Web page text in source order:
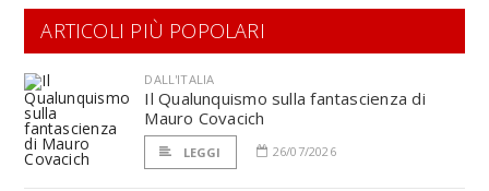
ARTICOLI PIÙ POPOLARI
DALL'ITALIA
Il Qualunquismo sulla fantascienza di
Mauro Covacich
LEGGI 26/07/2026